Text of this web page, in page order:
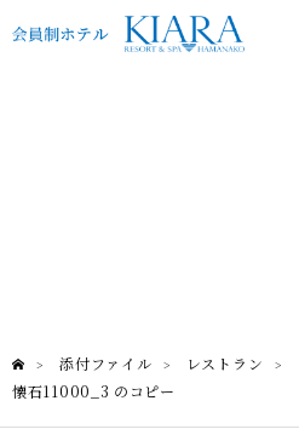
> 添付ファイル > レストラン >
懐石11000_3 のコピー